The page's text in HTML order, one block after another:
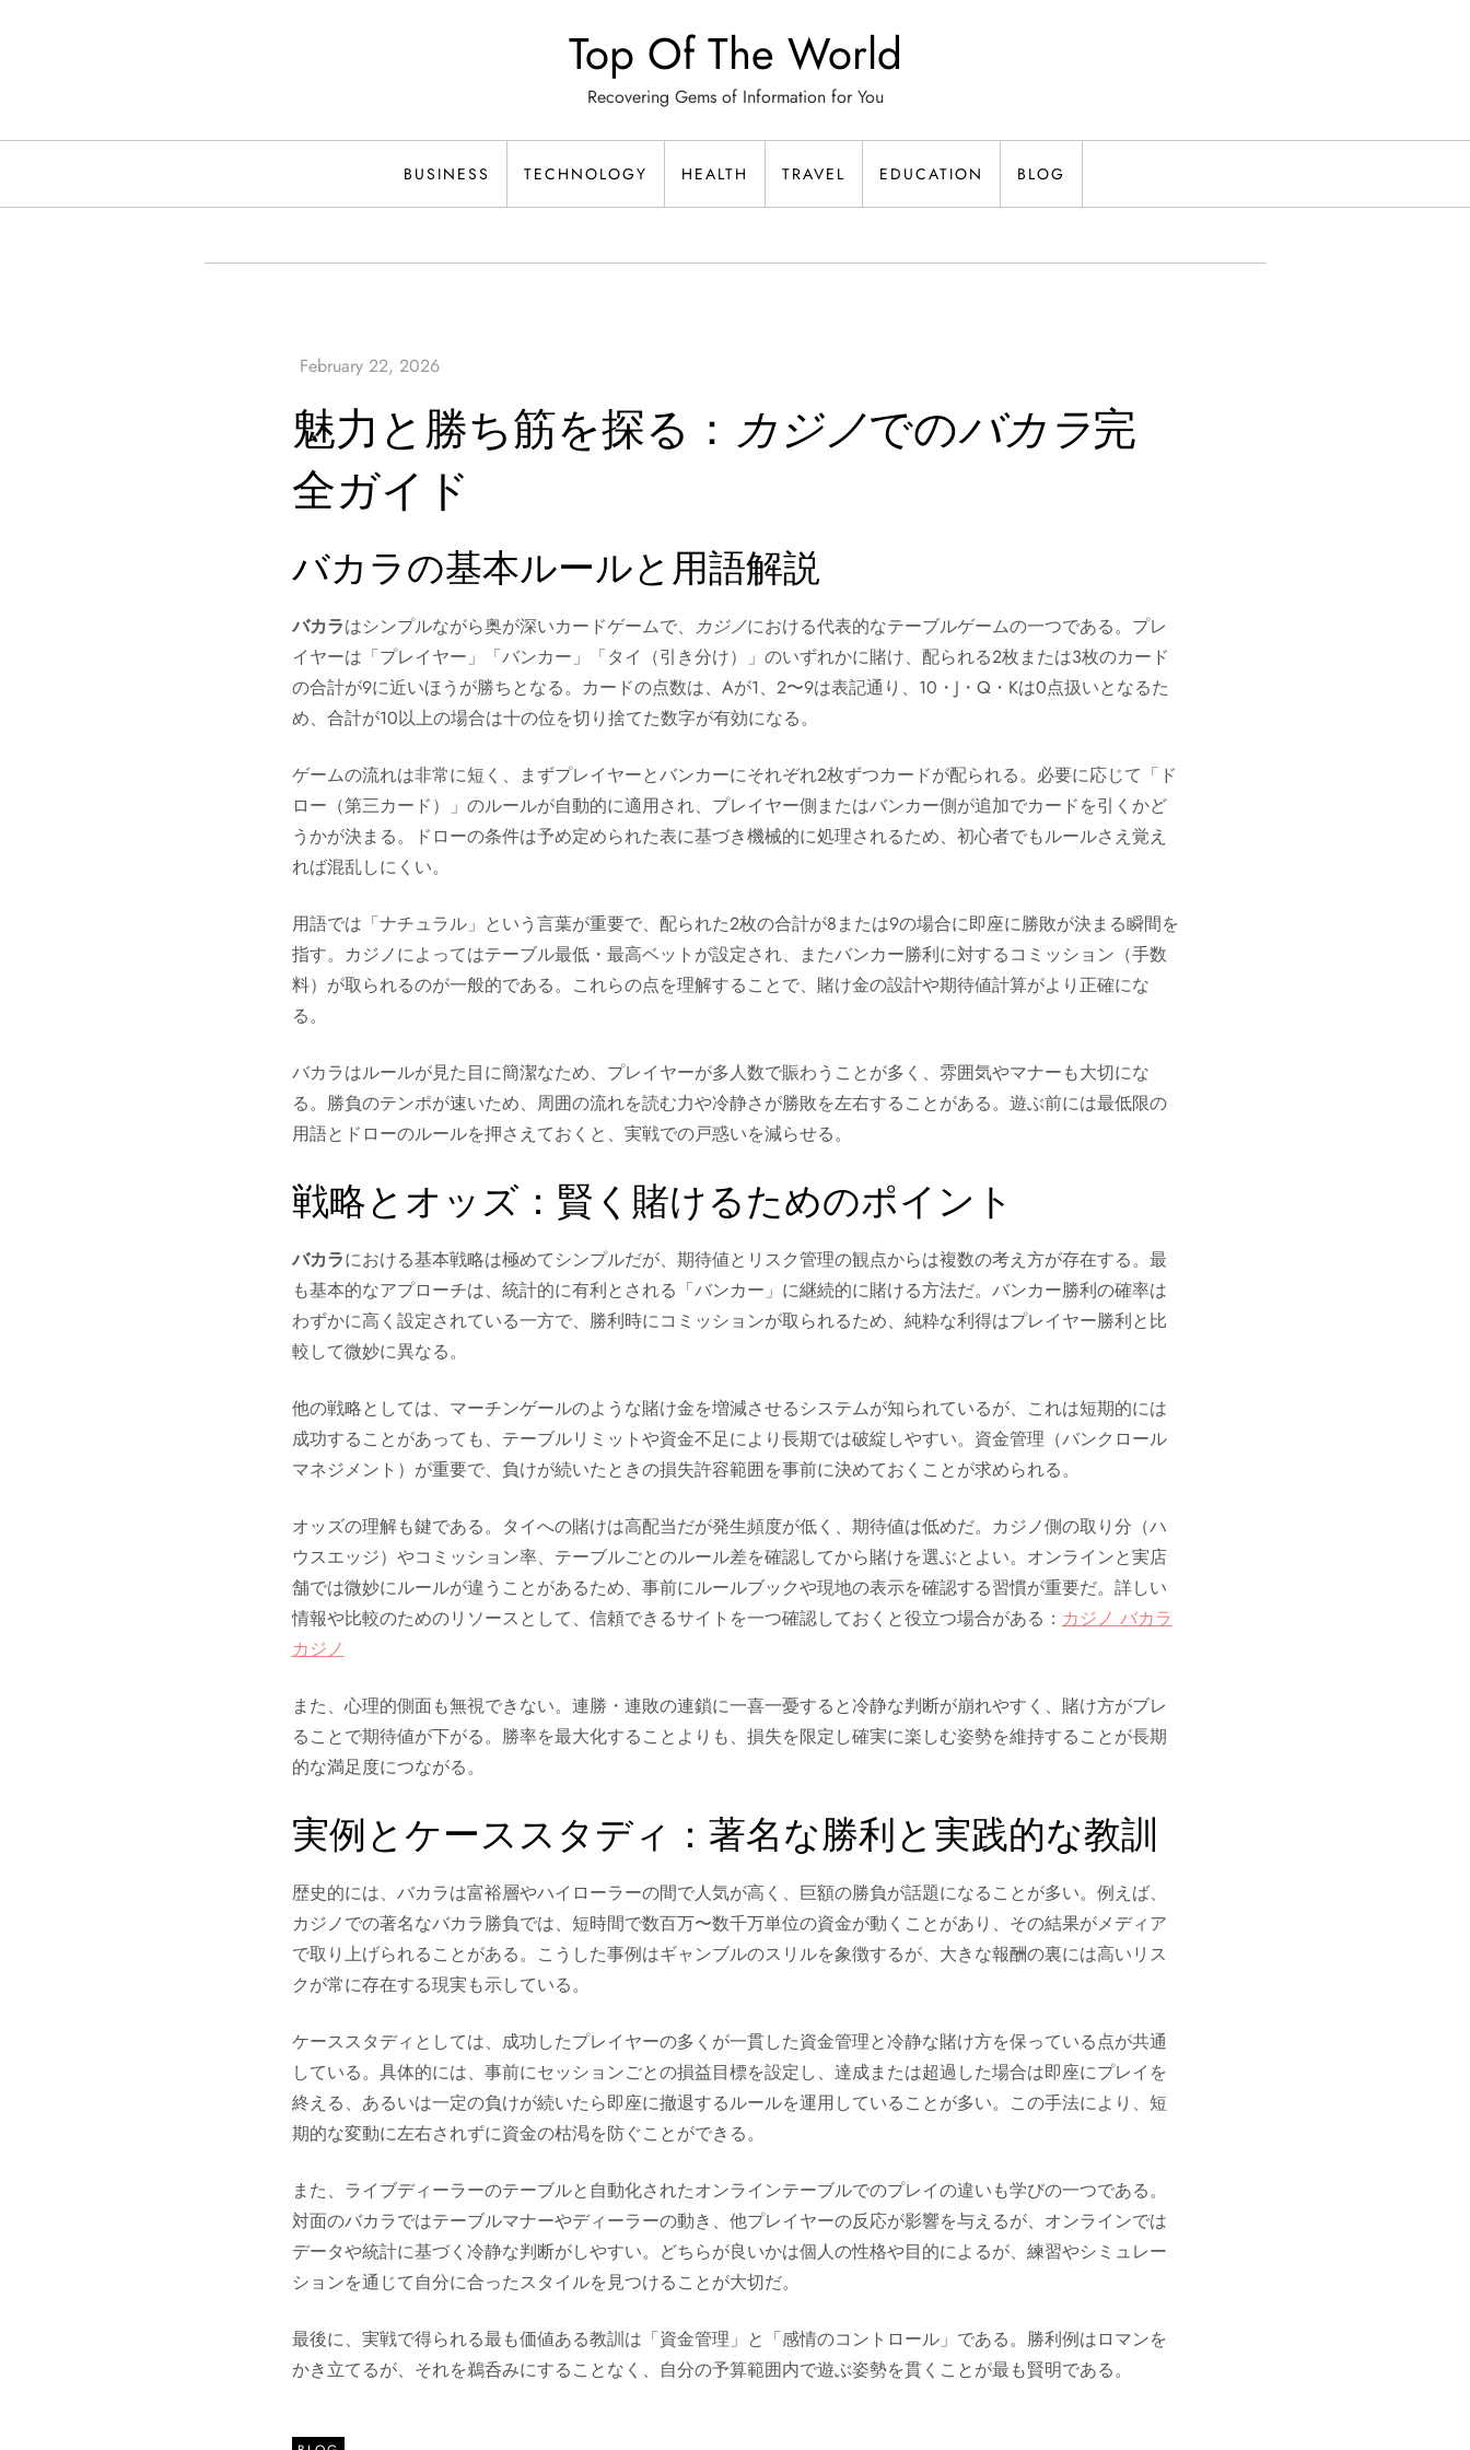
Top Of The World
Recovering Gems of Information for You
BUSINESS TECHNOLOGY HEALTH TRAVEL EDUCATION BLOG
魅力と勝ち筋を探る： カジノでのバカラ完
全ガイド
バカラの基本ルールと用語解説
バカラはシンプルながら奥が深いカードゲームで、 カジノにおける代表的なテーブルゲームの一つである。プレ
イヤーは「プレイヤー」「バンカー」「タイ（引き分け）」のいずれかに賭け、配られる2枚または3枚のカード
の合計が9に近いほうが勝ちとなる。カードの点数は、Aが1、2〜9は表記通り、10・J・Q・Kは0点扱いとなるた
め、合計が10以上の場合は十の位を切り捨てた数字が有効になる。
ゲームの流れは非常に短く、まずプレイヤーとバンカーにそれぞれ2枚ずつカードが配られる。必要に応じて「ド
ロー（第三カード）」のルールが自動的に適用され、プレイヤー側またはバンカー側が追加でカードを引くかど
うかが決まる。ドローの条件は予め定められた表に基づき機械的に処理されるため、初心者でもルールさえ覚え
れば混乱しにくい。
用語では「ナチュラル」という言葉が重要で、配られた2枚の合計が8または9の場合に即座に勝敗が決まる瞬間を
指す。カジノによってはテーブル最低・最高ベットが設定され、またバンカー勝利に対するコミッション（手数
料）が取られるのが一般的である。これらの点を理解することで、賭け金の設計や期待値計算がより正確にな
る。
バカラはルールが見た目に簡潔なため、プレイヤーが多人数で賑わうことが多く、雰囲気やマナーも大切にな
る。勝負のテンポが速いため、周囲の流れを読む力や冷静さが勝敗を左右することがある。遊ぶ前には最低限の
用語とドローのルールを押さえておくと、実戦での戸惑いを減らせる。
戦略とオッズ：賢く賭けるためのポイント
バカラにおける基本戦略は極めてシンプルだが、期待値とリスク管理の観点からは複数の考え方が存在する。最
も基本的なアプローチは、統計的に有利とされる「バンカー」に継続的に賭ける方法だ。バンカー勝利の確率は
わずかに高く設定されている一方で、勝利時にコミッションが取られるため、純粋な利得はプレイヤー勝利と比
較して微妙に異なる。
他の戦略としては、マーチンゲールのような賭け金を増減させるシステムが知られているが、これは短期的には
成功することがあっても、テーブルリミットや資金不足により長期では破綻しやすい。資金管理（バンクロール
マネジメント）が重要で、負けが続いたときの損失許容範囲を事前に決めておくことが求められる。
オッズの理解も鍵である。タイへの賭けは高配当だが発生頻度が低く、期待値は低めだ。カジノ側の取り分（ハ
ウスエッジ）やコミッション率、テーブルごとのルール差を確認してから賭けを選ぶとよい。オンラインと実店
舗では微妙にルールが違うことがあるため、事前にルールブックや現地の表示を確認する習慣が重要だ。詳しい
情報や比較のためのリソースとして、信頼できるサイトを一つ確認しておくと役立つ場合がある： カジノ バカラ
カジノ
また、心理的側面も無視できない。連勝・連敗の連鎖に一喜一憂すると冷静な判断が崩れやすく、賭け方がブレ
ることで期待値が下がる。勝率を最大化することよりも、損失を限定し確実に楽しむ姿勢を維持することが長期
的な満足度につながる。
実例とケーススタディ：著名な勝利と実践的な教訓
歴史的には、バカラは富裕層やハイローラーの間で人気が高く、巨額の勝負が話題になることが多い。例えば、
カジノでの著名なバカラ勝負では、短時間で数百万〜数千万単位の資金が動くことがあり、その結果がメディア
で取り上げられることがある。こうした事例はギャンブルのスリルを象徴するが、大きな報酬の裏には高いリス
クが常に存在する現実も示している。
ケーススタディとしては、成功したプレイヤーの多くが一貫した資金管理と冷静な賭け方を保っている点が共通
している。具体的には、事前にセッションごとの損益目標を設定し、達成または超過した場合は即座にプレイを
終える、あるいは一定の負けが続いたら即座に撤退するルールを運用していることが多い。この手法により、短
期的な変動に左右されずに資金の枯渇を防ぐことができる。
また、ライブディーラーのテーブルと自動化されたオンラインテーブルでのプレイの違いも学びの一つである。
対面のバカラではテーブルマナーやディーラーの動き、他プレイヤーの反応が影響を与えるが、オンラインでは
データや統計に基づく冷静な判断がしやすい。どちらが良いかは個人の性格や目的によるが、練習やシミュレー
ションを通じて自分に合ったスタイルを見つけることが大切だ。
最後に、実戦で得られる最も価値ある教訓は「資金管理」と「感情のコントロール」である。勝利例はロマンを
かき立てるが、それを鵜呑みにすることなく、自分の予算範囲内で遊ぶ姿勢を貫くことが最も賢明である。